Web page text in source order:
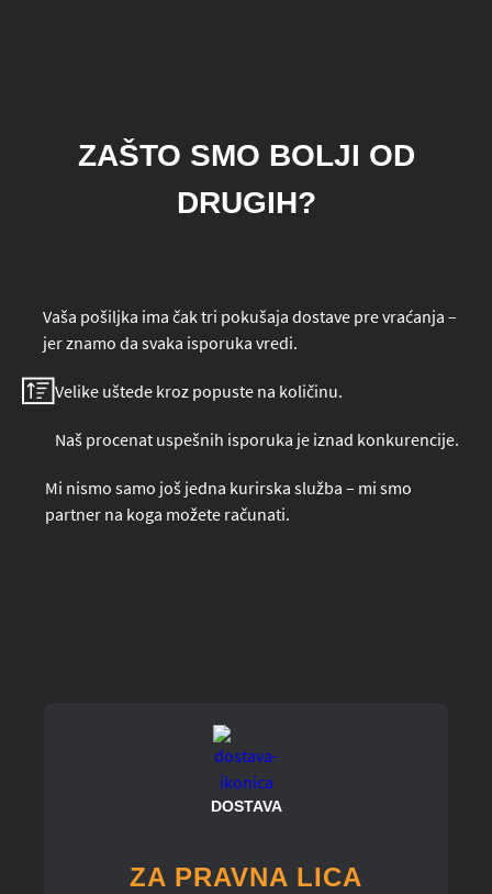
ZAŠTO SMO BOLJI OD
DRUGIH?
Vaša pošiljka ima čak tri pokušaja dostave pre vraćanja –
jer znamo da svaka isporuka vredi.
Velike uštede kroz popuste na količinu.
Naš procenat uspešnih isporuka je iznad konkurencije.
Mi nismo samo još jedna kurirska služba – mi smo
partner na koga možete računati.
DOSTAVA
ZA PRAVNA LICA